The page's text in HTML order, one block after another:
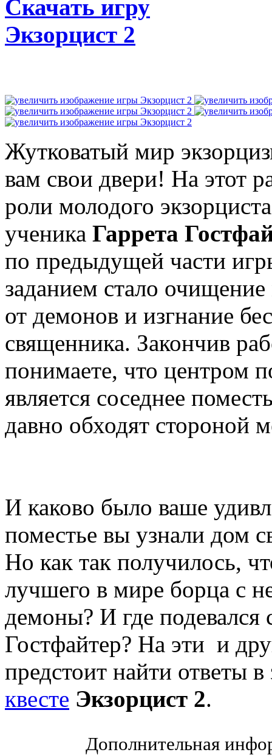
Скачать игру
Экзорцист 2
Жутковатый мир
вам свои двери! На этот
роли молодого
ученика Гаррета
по предыдущей части
заданием стало
от демонов и изгнание
священника. Закончив
понимаете, что центром
является соседнее
давно обходят стороной
И каково было ваше
поместье вы узнали дом
Но как так получилось,
лучшего в мире борца с
демоны? И где подевался
Гостфайтер? На эти и
предстоит найти ответы
квесте Экзорцист 2.
Дополнительная